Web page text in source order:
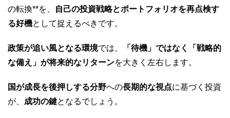
の転換**を、
自己の投資戦略とポートフォリオを再点検す
る好機として捉えるべきです。
政策が追い風となる環境では、
「待機」ではなく「戦略的
な備え」が将来的なリターンを大きく左右します。
国が成長を後押しする分野への長期的な視点に基づく投資
が、 成功の鍵となるでしょう。